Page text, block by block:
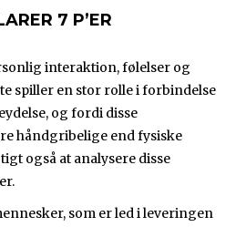
7 P’ER
interaktion, følelser og
spiller en stor rolle i forbindelse
og fordi disse
håndgribelige end fysiske
også at analysere disse
som er led i leveringen